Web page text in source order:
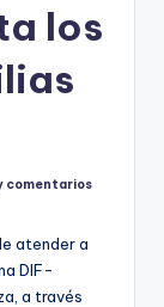
los
comentarios
atender a
DIF-
a través